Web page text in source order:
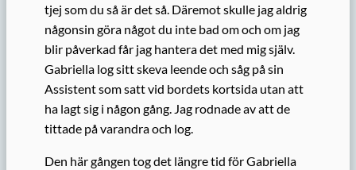
tjej som du så är det så. Däremot skulle jag aldrig
någonsin göra något du inte bad om och om jag
blir påverkad får jag hantera det med mig själv.
Gabriella log sitt skeva leende och såg på sin
Assistent som satt vid bordets kortsida utan att
ha lagt sig i någon gång. Jag rodnade av att de
tittade på varandra och log.
Den här gången tog det längre tid för Gabriella